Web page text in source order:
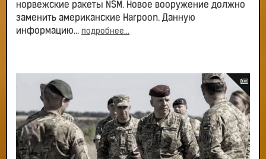
норвежские ракеты NSM. Новое вооружение должно
заменить американские Harpoon. Данную
информацию... подробнее...